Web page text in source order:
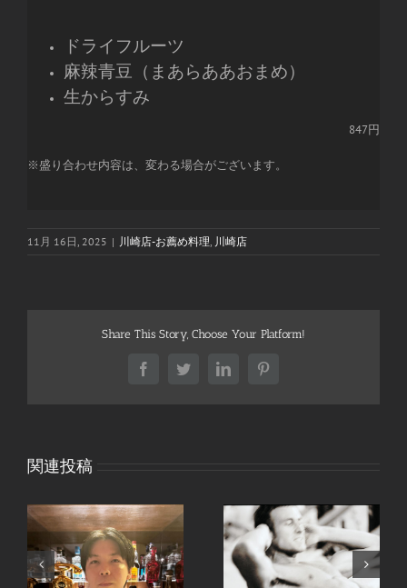
ドライフルーツ
麻辣青豆（まあらああおまめ）
生からすみ
847円
※盛り合わせ内容は、変わる場合がございます。
11月 16日, 2025 | 川崎店-お薦め料理 川崎店
Share This Story, Choose Your Platform!
FacebookTwitterLinkedInPinterest
関連投稿
継続は力なり。
手ピカジェルととうも